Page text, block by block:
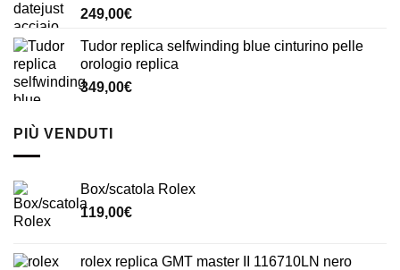
249,00€
Tudor replica selfwinding blue cinturino pelle
orologio replica
349,00€
PIÙ VENDUTI
Box/scatola Rolex
119,00€
rolex replica GMT master II 116710LN nero